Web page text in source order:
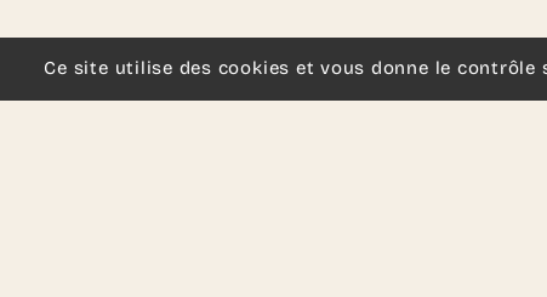
Ce site utilise des cookies et vous donne le contrôle